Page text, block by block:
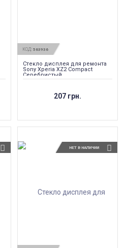
КОД: 563936
Стекло дисплея для ремонта
Sony Xperia XZ2 Compact
Серебристый
207 грн.
НЕТ В НАЛИЧИИ